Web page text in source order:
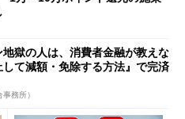
地獄の人は、消費者金融が教えな
して減額・免除する方法』で完済
務所）